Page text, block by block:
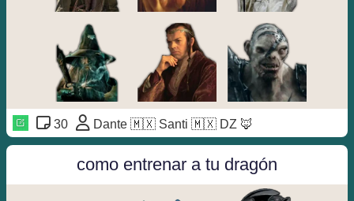
30 Dante 🇲🇽 Santi 🇲🇽 DZ 🦊
como entrenar a tu dragón